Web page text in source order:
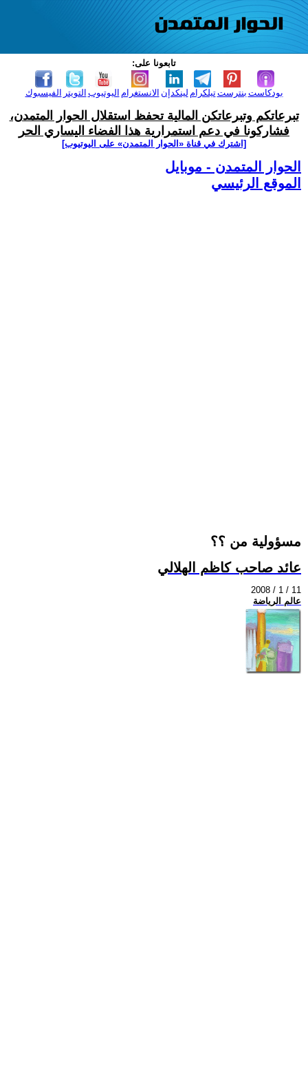
تابعونا على:
الفيسبوك التويتر اليوتيوب الانستغرام لينكدإن تيلكرامبنترست بودكاست
تبرعاتكم وتبرعاتكن المالية تحفظ استقلال الحوار المتمدن،
فشاركونا في دعم استمرارية هذا الفضاء اليساري الحر
[اشترك في قناة ‫«الحوار المتمدن» على اليوتيوب]
الحوار المتمدن - موبايل
الموقع الرئيسي
مسؤولية من ؟؟
عائد صاحب كاظم الهلالي
2008 / 1 / 11
عالم الرياضة